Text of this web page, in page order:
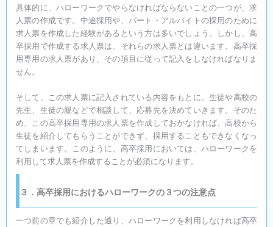
具体的に、ハローワークでやらなければならないことの一つが、求
人票の作成です。中途採用や、パート・アルバイトの採用のために
求人票を作成した経験があるという方は多いでしょう。しかし、高
卒採用で作成する求人票は、それらの求人票とは違います。高卒採
用専用の求人票があり、その項目に従って記入をしなければなりま
せん。
そして、この求人票に記入されている内容をもとに、生徒や高校の
先生、生徒の親などで相談して、応募先を決めていきます。そのた
め、この高卒採用専用の求人票を作成しておかなければ、高校から
生徒を紹介してもらうことができず、採用することもできなくなっ
てしまいます。このように、高卒採用においては、ハローワークを
利用して求人票を作成することが必須になります。
３．高卒採用におけるハローワークの３つの注意点
一つ前の章でも紹介した通り、ハローワークを利用しなければ高卒